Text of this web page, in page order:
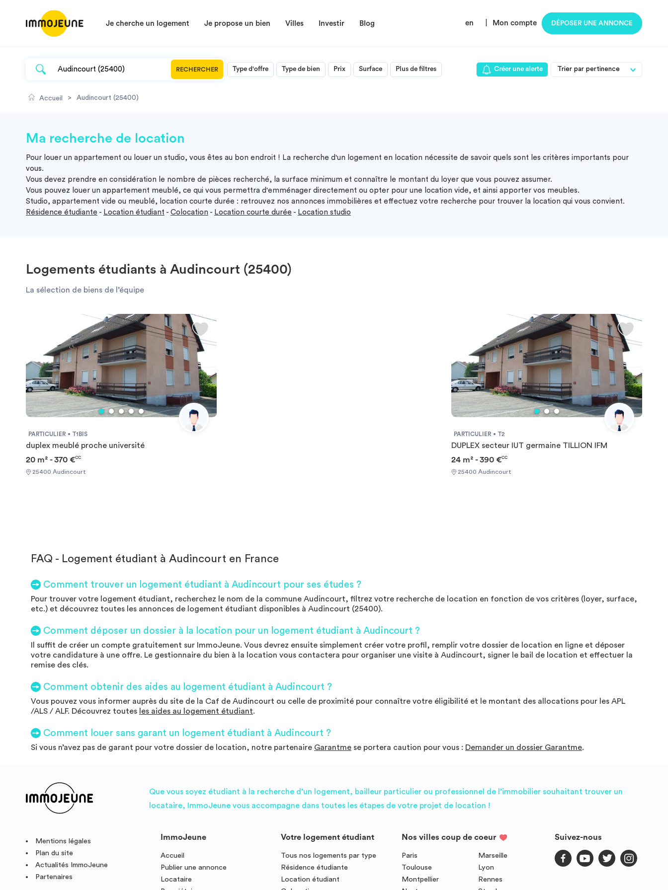
Je cherche un logement Je propose un bien Villes Investir Blog en Mon compte DÉPOSER UNE ANNONCE
RECHERCHER Type d'offre Type de bien Prix Surface Plus de filtres Créer une alerte
Accueil > Audincourt (25400)
Ma recherche de location
Pour louer un appartement ou louer un studio, vous êtes au bon endroit ! La recherche d'un logement en location nécessite de savoir quels sont les critères importants pour
vous.
Vous devez prendre en considération le nombre de pièces recherché, la surface minimum et connaître le montant du loyer que vous pouvez assumer.
Vous pouvez louer un appartement meublé, ce qui vous permettra d'emménager directement ou opter pour une location vide, et ainsi apporter vos meubles.
Studio, appartement vide ou meublé, location courte durée : retrouvez nos annonces immobilières et effectuez votre recherche pour trouver la location qui vous convient.
Résidence étudiante - Location étudiant - Colocation - Location courte durée - Location studio
Logements étudiants à Audincourt (25400)
La sélection de biens de l’équipe
PARTICULIER T1BIS
duplex meublé proche université
20 m² - 370 €CC
25400 Audincourt
PARTICULIER T2
DUPLEX secteur IUT germaine TILLION IFM
24 m² - 390 €CC
25400 Audincourt
FAQ - Logement étudiant à Audincourt en France
Comment trouver un logement étudiant à Audincourt pour ses études ?
Pour trouver votre logement étudiant, recherchez le nom de la commune Audincourt, filtrez votre recherche de location en fonction de vos critères (loyer, surface,
etc.) et découvrez toutes les annonces de logement étudiant disponibles à Audincourt (25400).
Comment déposer un dossier à la location pour un logement étudiant à Audincourt ?
Il suffit de créer un compte gratuitement sur ImmoJeune. Vous devrez ensuite simplement créer votre profil, remplir votre dossier de location en ligne et déposer
votre candidature à une offre. Le gestionnaire du bien à la location vous contactera pour organiser une visite à Audincourt, signer le bail de location et effectuer la
remise des clés.
Comment obtenir des aides au logement étudiant à Audincourt ?
Vous pouvez vous informer auprès du site de la Caf de Audincourt ou celle de proximité pour connaître votre éligibilité et le montant des allocations pour les APL
/ALS / ALF. Découvrez toutes les aides au logement étudiant.
Comment louer sans garant un logement étudiant à Audincourt ?
Si vous n’avez pas de garant pour votre dossier de location, notre partenaire Garantme se portera caution pour vous : Demander un dossier Garantme.
Que vous soyez étudiant à la recherche d’un logement, bailleur particulier ou professionnel de l’immobilier souhaitant trouver un
locataire, ImmoJeune vous accompagne dans toutes les étapes de votre projet de location !
Mentions légales
Plan du site
Actualités ImmoJeune
Partenaires
ImmoJeune
Accueil
Publier une annonce
Locataire
Votre logement étudiant
Tous nos logements par type
Résidence étudiante
Location étudiant
Nos villes coup de coeur
Paris
Marseille
Toulouse
Lyon
Montpellier
Rennes
Suivez-nous